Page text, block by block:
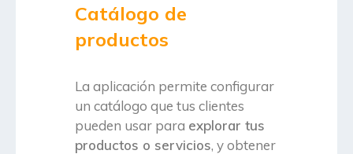
Catálogo de
productos
La aplicación permite configurar
un catálogo que tus clientes
pueden usar para explorar tus
productos o servicios, y obtener